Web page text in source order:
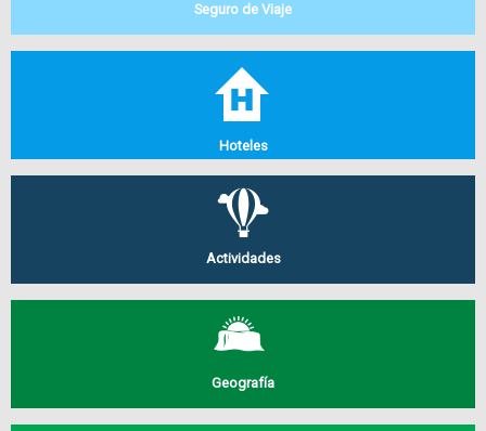
Seguro de Viaje
Hoteles
Actividades
Geografía